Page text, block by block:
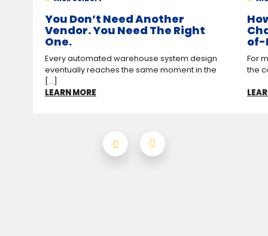
You Don’t Need Another
Vendor. You Need The Right
One.
Every automated warehouse system design
eventually reaches the same moment in the
[...]
LEARN MORE
of-
For
the